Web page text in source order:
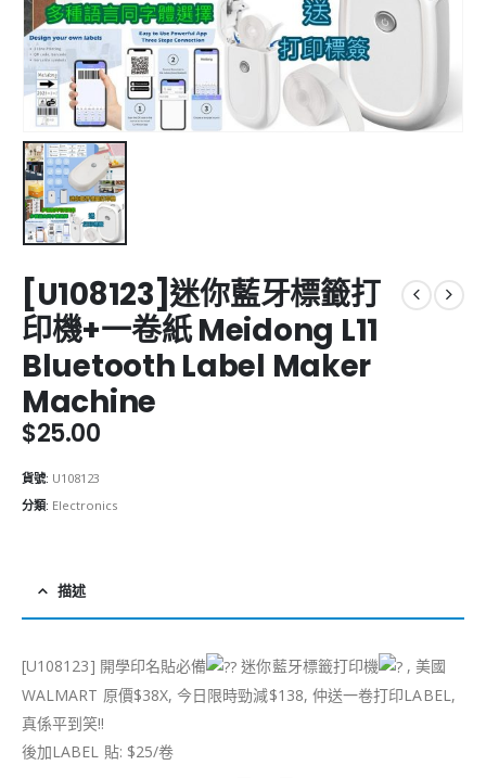
[U108123]迷你藍牙標籤打
印機+一卷紙 Meidong L11
Bluetooth Label Maker
Machine
$25.00
貨號: U108123
分類: Electronics
描述
[U108123] 開學印名貼必備 迷你藍牙標籤打印機
, 美國
WALMART 原價$38X, 今日限時勁減$138, 仲送一卷打印LABEL,
真係平到笑!!
後加LABEL 貼: $25/卷